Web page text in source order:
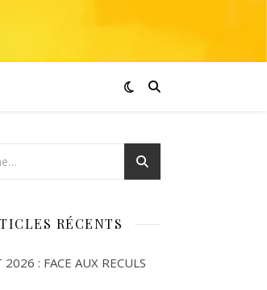
RÉCENTS
: FACE AUX RECULS